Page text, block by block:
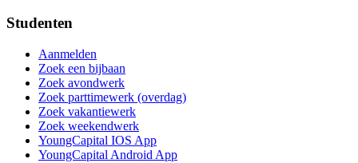
Studenten
Aanmelden
Zoek een bijbaan
Zoek avondwerk
Zoek parttimewerk (overdag)
Zoek vakantiewerk
Zoek weekendwerk
YoungCapital IOS App
YoungCapital Android App